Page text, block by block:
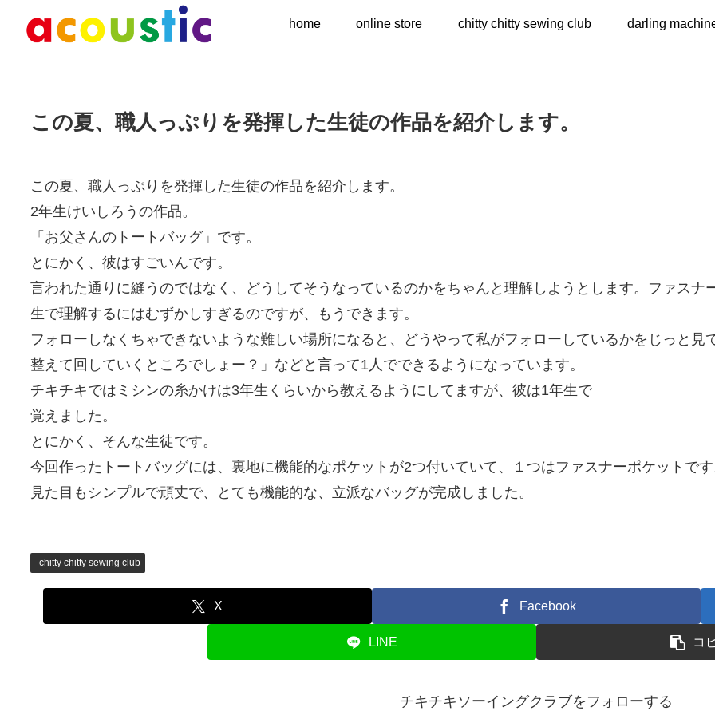
home online store chitty chitty sewing club darling
この夏、職人っぷりを発揮した生徒の作品を紹介します。
この夏、職人っぷりを発揮した生徒の作品を紹介します。
2年生けいしろうの作品。
「お父さんのトートバッグ」です。
とにかく、彼はすごいんです。
言われた通りに縫うのではなく、どうしてそうなっているのかをちゃんと理解しようとします。ファス
生で理解するにはむずかしすぎるのですが、もうできます。
フォローしなくちゃできないような難しい場所になると、どうやって私がフォローしているかをじっと見
整えて回していくところでしょー？」などと言って1人でできるようになっています。
チキチキではミシンの糸かけは3年生くらいから教えるようにしてますが、彼は1年生で
覚えました。
とにかく、そんな生徒です。
今回作ったトートバッグには、裏地に機能的なポケットが2つ付いていて、１つはファスナーポケットです
見た目もシンプルで頑丈で、とても機能的な、立派なバッグが完成しました。
chitty chitty sewing club
X Facebook
LINE コ
チキチキソーイングクラブをフォローする